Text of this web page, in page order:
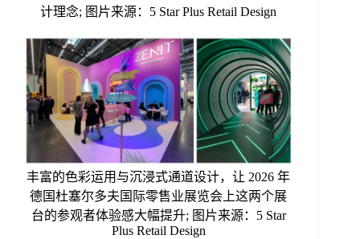
计理念; 图片来源：5 Star Plus Retail Design
丰富的色彩运用与沉浸式通道设计，让 2026 年
德国杜塞尔多夫国际零售业展览会上这两个展
台的参观者体验感大幅提升; 图片来源：5 Star
Plus Retail Design